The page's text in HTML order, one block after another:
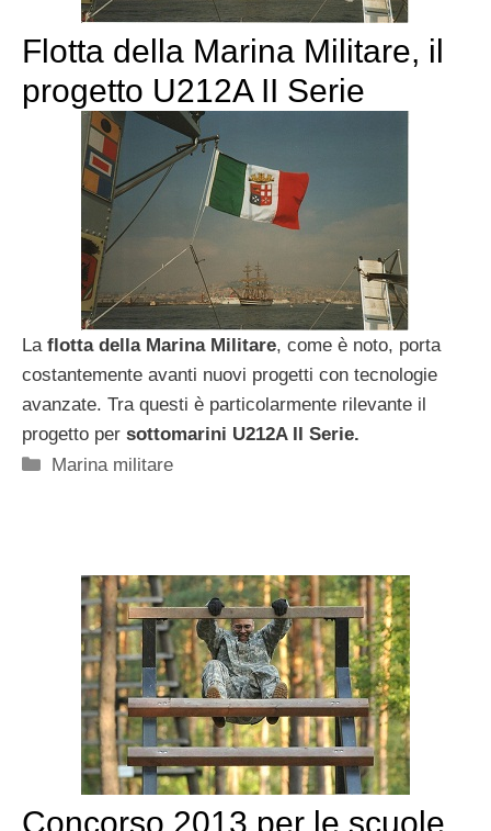
Flotta della Marina Militare, il
progetto U212A II Serie
La flotta della Marina Militare, come è noto, porta
costantemente avanti nuovi progetti con tecnologie
avanzate. Tra questi è particolarmente rilevante il
progetto per sottomarini U212A II Serie.
Categorie
Marina militare
Concorso 2013 per le scuole